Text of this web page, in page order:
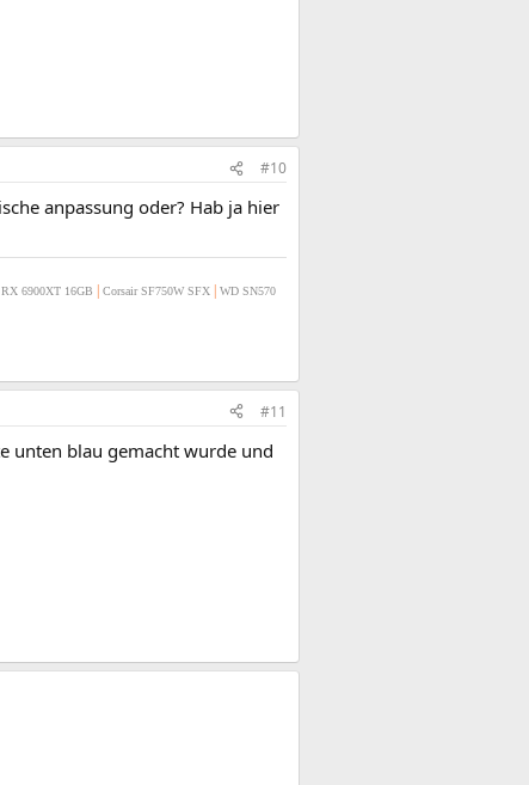
#10
anpassung oder? Hab ja hier
6900XT 16GB Corsair SF750W SFX
WD SN570
#11
unten blau gemacht wurde und